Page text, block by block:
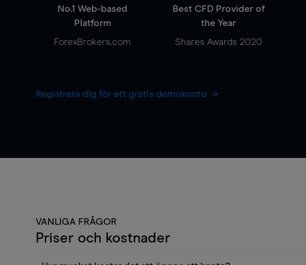
No.1 Web-based
Platform
ForexBrokers.com
Best CFD Provider of
the Year
Shares Awards 2020
Registrera dig för ett gratis demokonto
VANLIGA FRÅGOR
Priser och kostnader